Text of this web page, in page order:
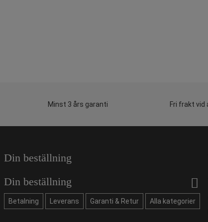
Minst 3 års garanti Fri frakt vid
Din beställning
Din beställning
Betalning Leverans Garanti & Retur Alla kategorier